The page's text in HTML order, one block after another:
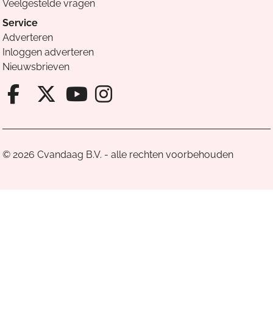
Veelgestelde vragen
Service
Adverteren
Inloggen adverteren
Nieuwsbrieven
Facebook van Cvandaag
X van Cvandaag
Instagram van
© 2026 Cvandaag B.V. - alle rechten voorbehouden